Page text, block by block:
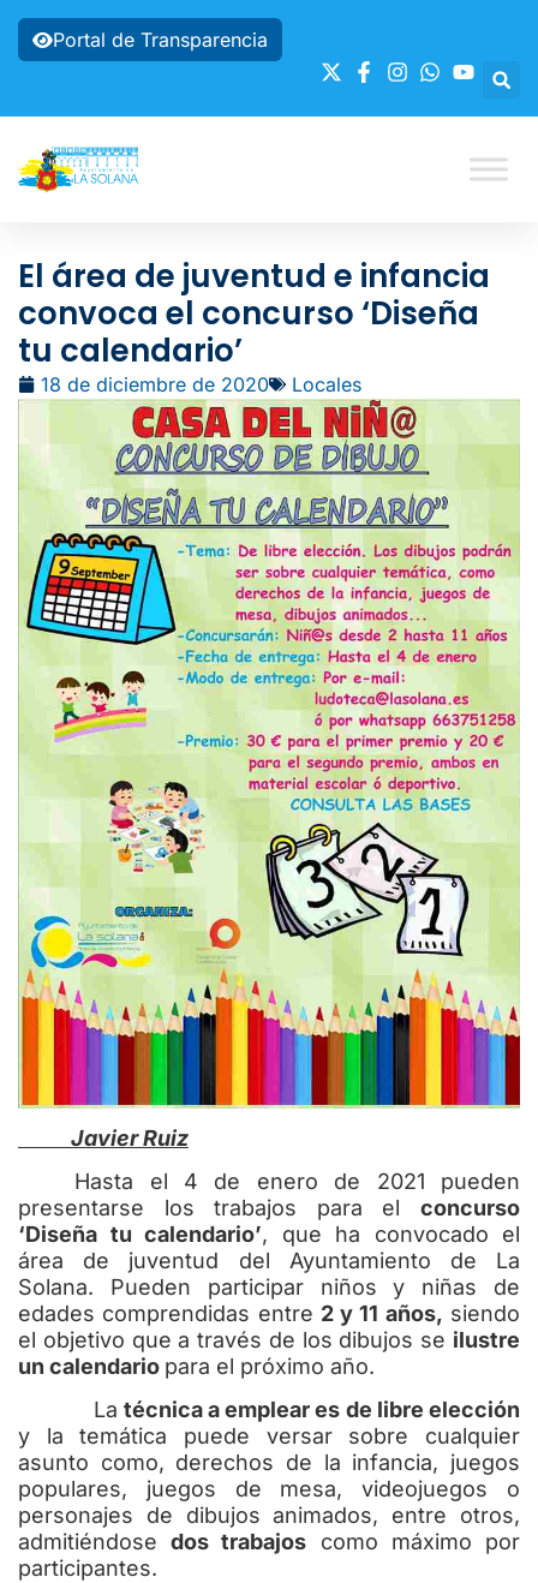
Portal de Transparencia
El área de juventud e infancia
convoca el concurso ‘Diseña
tu calendario’
18 de diciembre de 2020 Locales
Javier Ruiz
Hasta el 4 de enero de 2021 pueden
presentarse los trabajos para el concurso
‘Diseña tu calendario’, que ha convocado el
área de juventud del Ayuntamiento de La
Solana. Pueden participar niños y niñas de
edades comprendidas entre 2 y 11 años, siendo
el objetivo que a través de los dibujos se ilustre
un calendario para el próximo año.
La técnica a emplear es de libre elección
y la temática puede versar sobre cualquier
asunto como, derechos de la infancia, juegos
populares, juegos de mesa, videojuegos o
personajes de dibujos animados, entre otros,
admitiéndosedos trabajos como máximo por
participantes.